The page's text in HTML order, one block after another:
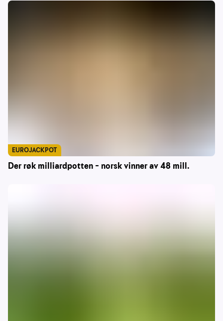
Der røk milliardpotten – norsk vinner av 48 mill.
EUROJACKPOT